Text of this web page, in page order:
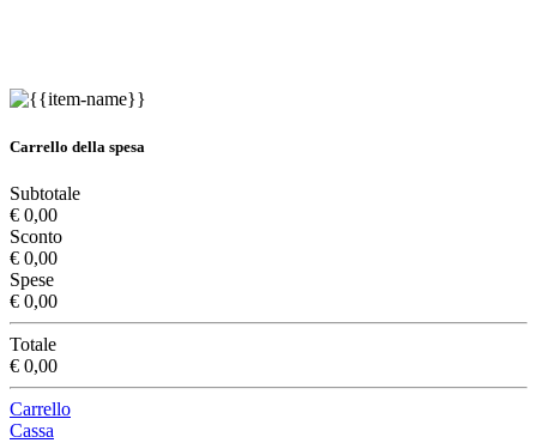
Carrello della spesa
Subtotale
€ 0,00
Sconto
€ 0,00
Spese
€ 0,00
Totale
€ 0,00
Carrello
Cassa